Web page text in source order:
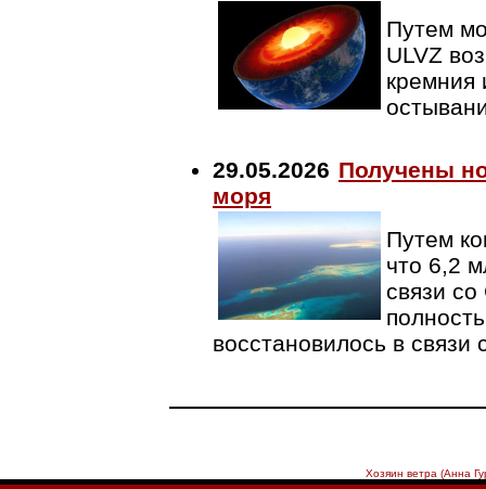
Путем
ULVZ
кремния
29.05.2026 Получены
моря
Путем
что 6,2
связи
восстановилось в
Хозяин ветра (Анна